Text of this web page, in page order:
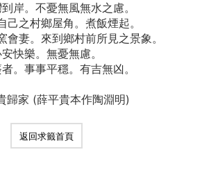
岸。不憂無風無水之慮。
己之村鄉屋角。煮飯煙起。
會妻。來到鄉村前所見之景象。
快樂。無憂無慮。
。事事平穩。有吉無凶。
歸家 (薛平貴本作陶淵明)
返回求籤首頁